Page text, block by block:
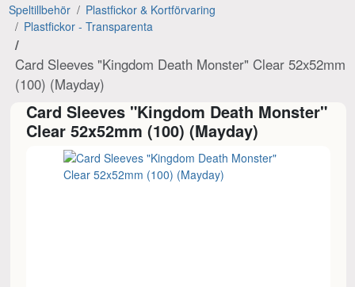
Speltillbehör
Plastfickor & Kortförvaring
Plastfickor - Transparenta
Card Sleeves "Kingdom Death Monster" Clear 52x52mm
(100) (Mayday)
Card Sleeves "Kingdom Death Monster"
Clear 52x52mm (100) (Mayday)